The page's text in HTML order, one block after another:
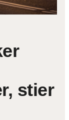
stier